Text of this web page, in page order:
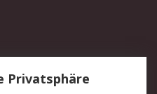
Lieferlösungen
Privatsphäre